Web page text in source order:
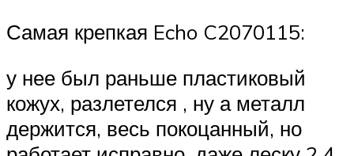
Самая крепкая Echo C2070115:
у нее был раньше пластиковый
кожух, разлетелся , ну а металл
держится, весь покоцанный, но